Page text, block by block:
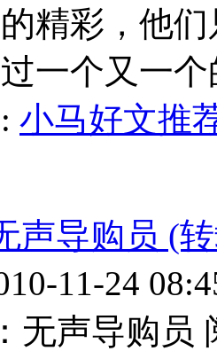
精彩，他
一个又一
小马好文推
声导购员 (
11-24
无声导购员